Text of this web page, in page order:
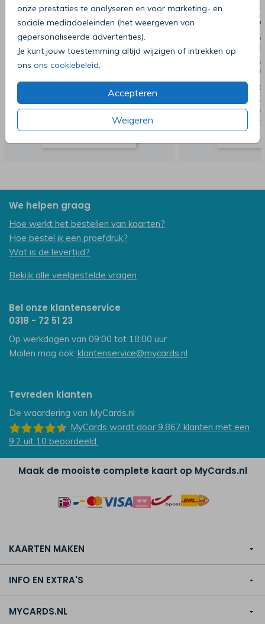
onze prestaties te analyseren en voor marketing- en
sociale mediadoeleinden (het weergeven van
gepersonaliseerde advertenties).
Je kunt jouw toestemming altijd wijzigen of intrekken op
ons ons cookiebeleid
Accepteren
Weigeren
We helpen graag
Hoe werkt het bestellen van kaarten?
Hoe bestel ik een proefdruk?
Wat is de levertijd?
Bekijk alle veelgestelde vragen
Bel onze klantenservice
0318 - 72 51 23
Op werkdagen van 09:00 tot 18:00 uur
Mailen mag ook: klantenservice@mycards.nl
Tevreden klanten
De waardering van MyCards.nl
MyCards wordt door 9.867 klanten met een
9.2 uit 10 beoordeeld.
Maak de mooiste complete kaart op MyCards.nl
KAARTEN MAKEN
INFO EN EXTRA'S
MYCARDS.NL